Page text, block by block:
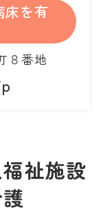
床を有
８番地
祉施設